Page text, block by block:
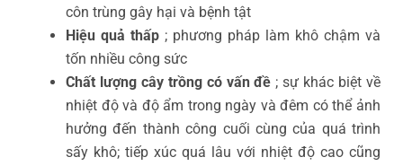
côn trùng gây hại và bệnh tật
Hiệu quả thấp ; phương pháp làm khô chậm và
tốn nhiều công sức
Chất lượng cây trồng có vấn đề ; sự khác biệt về
nhiệt độ và độ ẩm trong ngày và đêm có thể ảnh
hưởng đến thành công cuối cùng của quá trình
sấy khô; tiếp xúc quá lâu với nhiệt độ cao cũng